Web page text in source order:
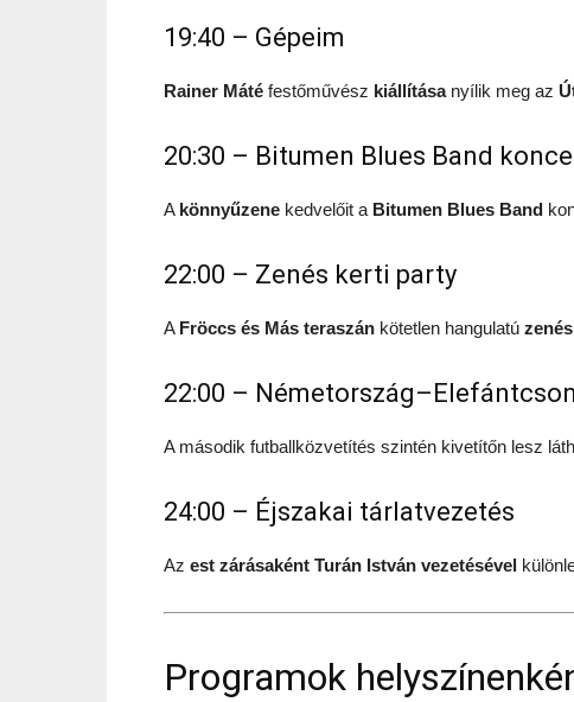
19:40 – Gépeim
Rainer Máté festőművész kiállításanyílik meg az
20:30 – Bitumen Blues Band
A könnyűzene kedvelőit a Bitumen Blues Band
22:00 – Zenés kerti party
A Fröccs és Más teraszán kötetlen hangulatú
22:00 –
A második futballközvetítés szintén kivetítőn lesz
24:00 – Éjszakai tárlatvezetés
Az est zárásaként Turán István vezetésével
Programok